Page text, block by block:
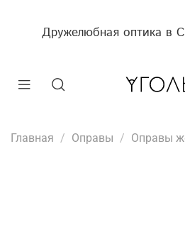
Дружелюбная оптика в
Главная Оправы Оправы